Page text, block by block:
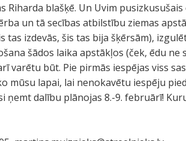
blašķē. Un Uvim pusizkusušais
un tā secības atbilstību ziemas
izdevās, šis tas bija šķērsām),
šādos laika apstākļos (ček, ēdu ne
varētu būt. Pie pirmās iespējas viss
mūsu lapai, lai nenokavētu iespēju
ņemt dalību plānojas 8.-9. februārī!